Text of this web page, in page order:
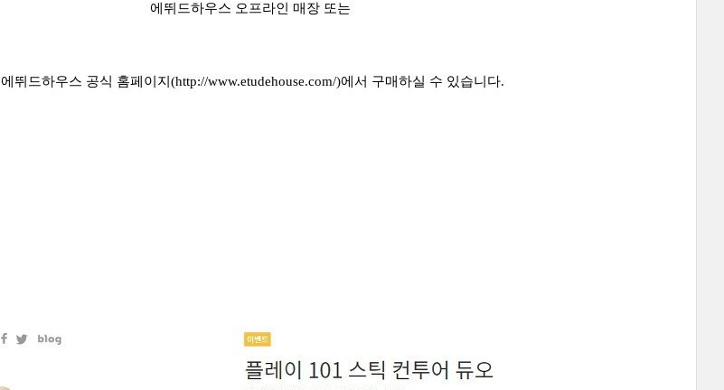
에뛰드하우스 오프라인 매장 또는
에뛰드하우스 공식 홈페이지(http://www.etudehouse.com/)에서 구매하실 수 있습니다.